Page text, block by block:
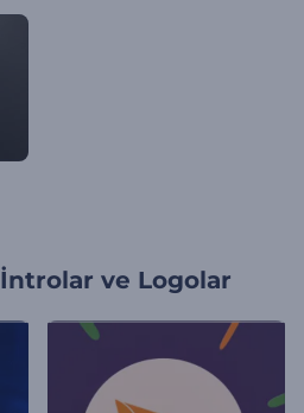
İntrolar ve Logolar